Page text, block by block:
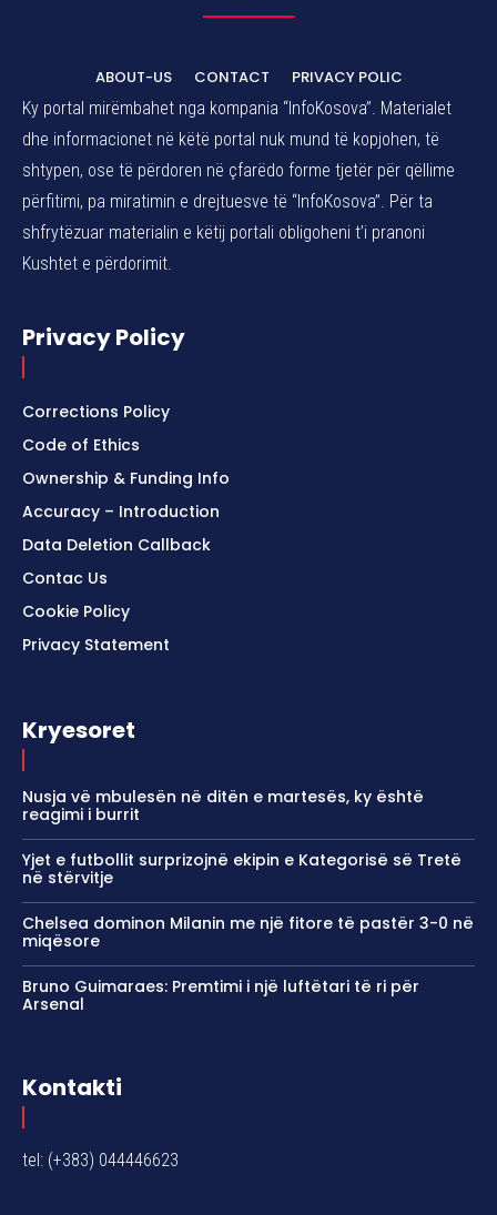
ABOUT-US CONTACT
PRIVACY POLIC
Ky portal mirëmbahet nga kompania “InfoKosova”. Materialet
dhe informacionet në këtë portal nuk mund të kopjohen, të
shtypen, ose të përdoren në çfarëdo forme tjetër për qëllime
përfitimi, pa miratimin e drejtuesve të “InfoKosova”. Për ta
shfrytëzuar materialin e këtij portali obligoheni t’i pranoni
Kushtet e përdorimit.
Privacy Policy
Corrections Policy
Code of Ethics
Ownership & Funding Info
Accuracy – Introduction
Data Deletion Callback
Contac Us
Cookie Policy
Privacy Statement
Kryesoret
Nusja vë mbulesën në ditën e martesës, ky është
reagimi i burrit
Yjet e futbollit surprizojnë ekipin e Kategorisë së Tretë
në stërvitje
Chelsea dominon Milanin me një fitore të pastër 3-0 në
miqësore
Bruno Guimaraes: Premtimi i një luftëtari të ri për
Arsenal
Kontakti
tel: (+383) 044446623